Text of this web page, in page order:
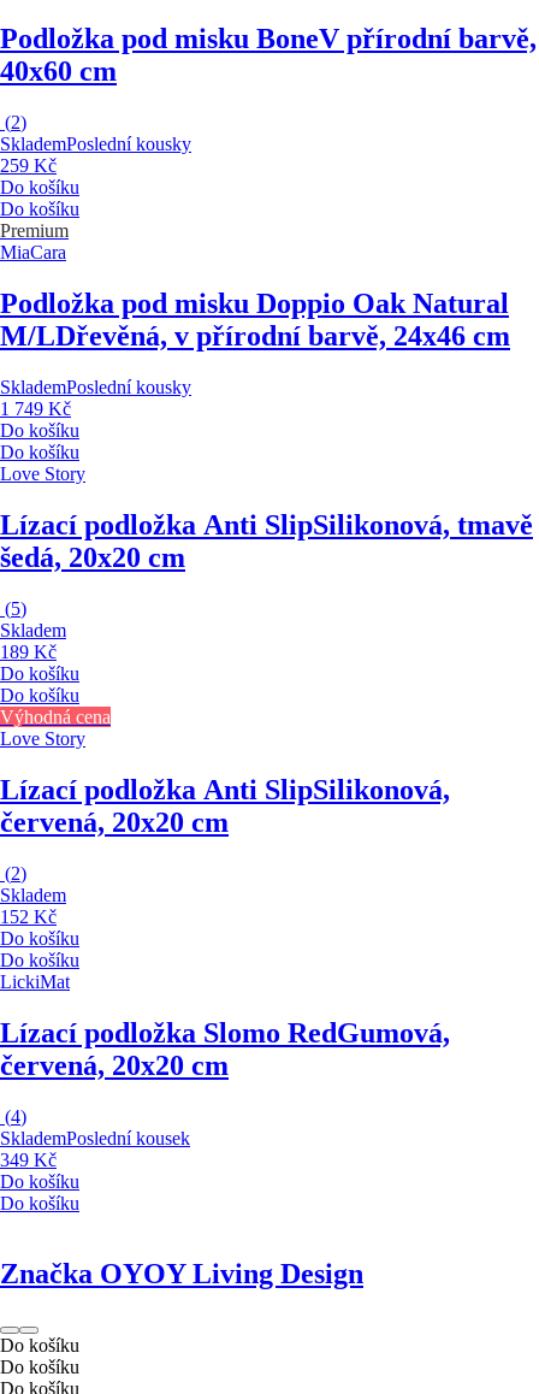
Podložka pod misku BoneV přírodní barvě,
40x60 cm
(2)
SklademPoslední kousky
259 Kč
Do košíku
Do košíku
Premium
MiaCara
Podložka pod misku Doppio Oak Natural
M/LDřevěná, v přírodní barvě, 24x46 cm
SklademPoslední kousky
1 749 Kč
Do košíku
Do košíku
Love Story
Lízací podložka Anti SlipSilikonová, tmavě
šedá, 20x20 cm
(5)
Skladem
189 Kč
Do košíku
Do košíku
Výhodná cena
Love Story
Lízací podložka Anti SlipSilikonová,
červená, 20x20 cm
(2)
Skladem
152 Kč
Do košíku
Do košíku
LickiMat
Lízací podložka Slomo RedGumová,
červená, 20x20 cm
(4)
SklademPoslední kousek
349 Kč
Do košíku
Do košíku
Značka OYOY Living Design
Do košíku
Do košíku
Do košíku